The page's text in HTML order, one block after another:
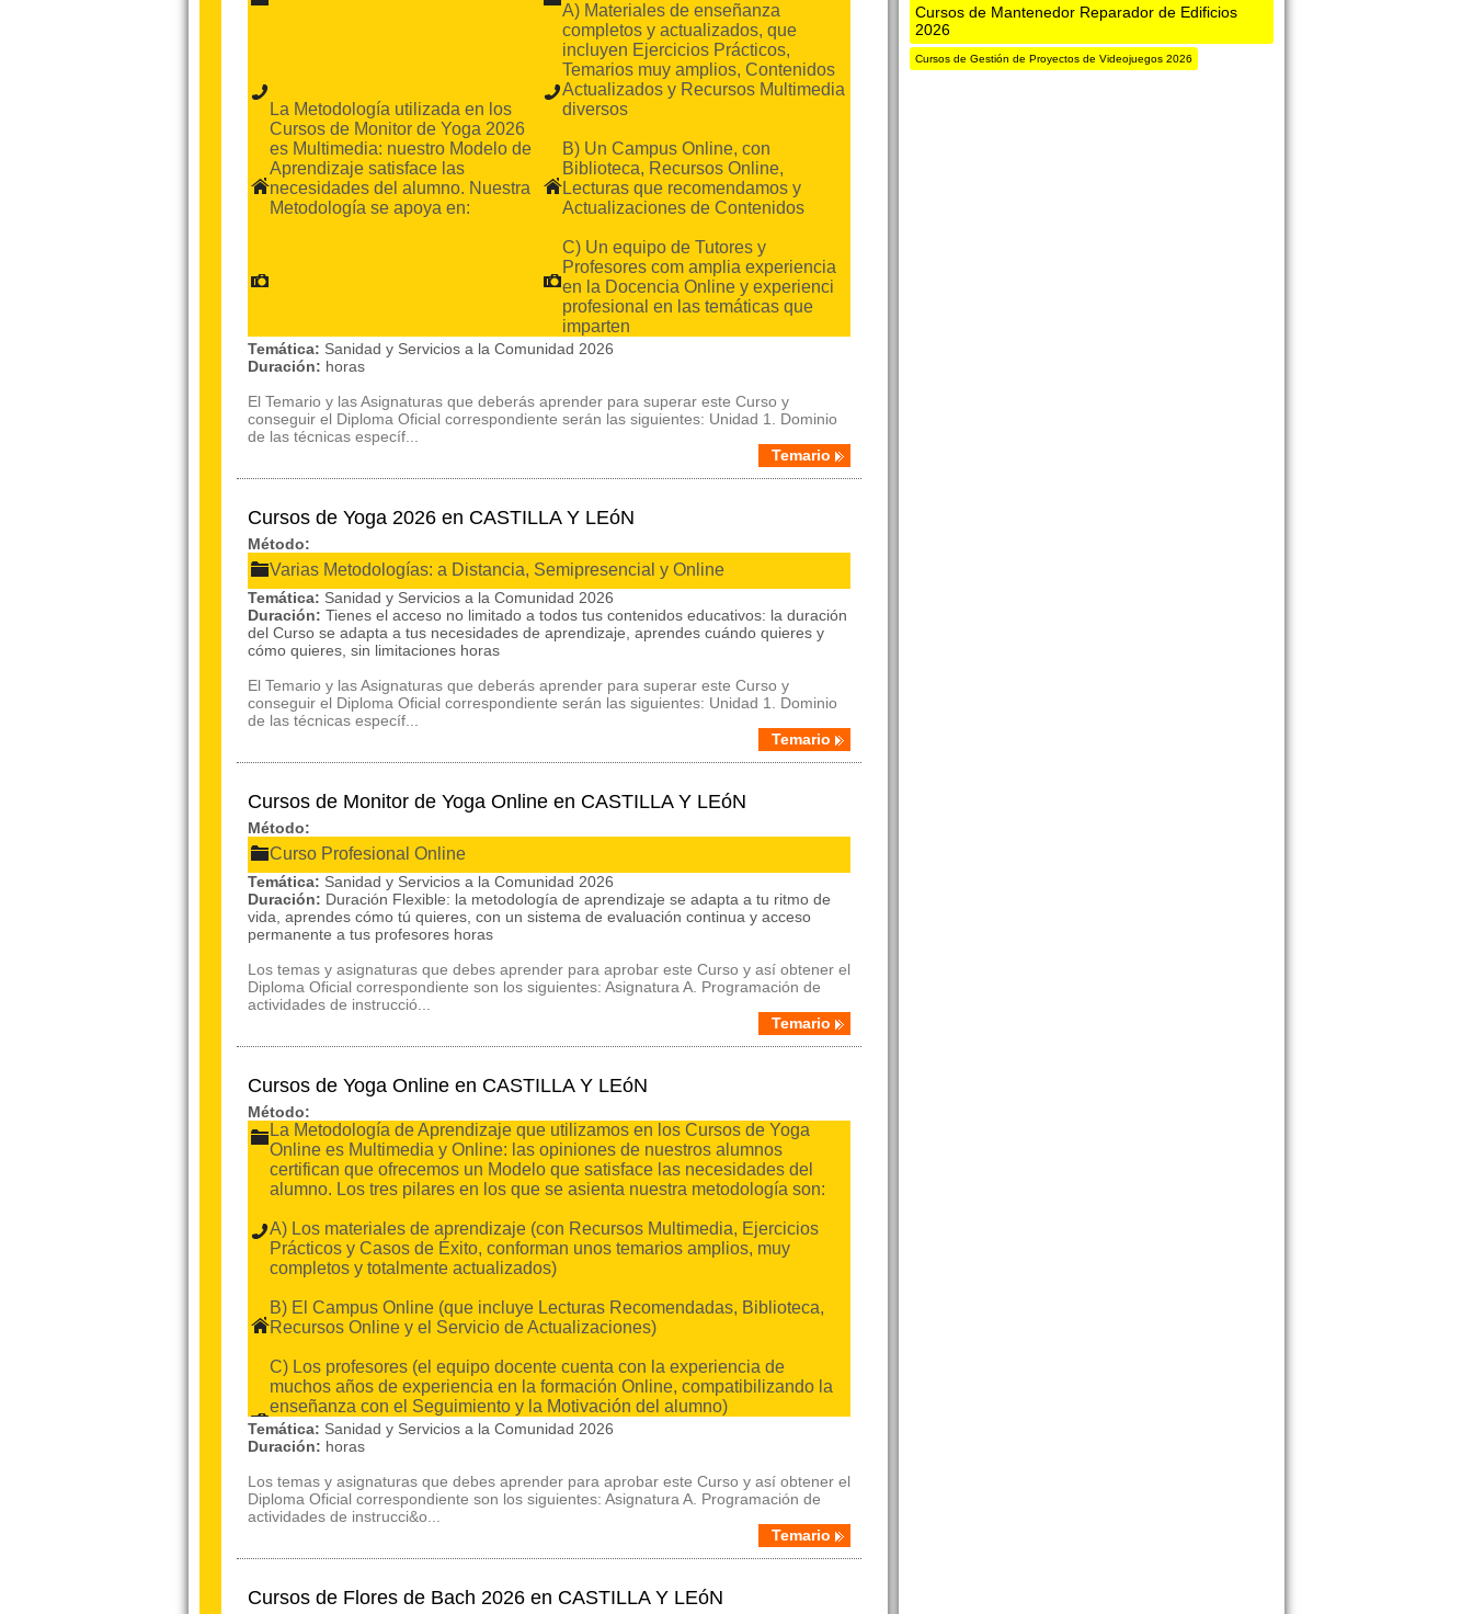
La Metodología utilizada en los
Cursos de Monitor de Yoga 2026
es Multimedia: nuestro Modelo de
Aprendizaje satisface las
necesidades del alumno. Nuestra
Metodología se apoya en:
A) Materiales de enseñanza
completos y actualizados, que
incluyen Ejercicios Prácticos,
Temarios muy amplios, Contenidos
Actualizados y Recursos Multimedia
diversos
B) Un Campus Online, con
Biblioteca, Recursos Online,
Lecturas que recomendamos y
Actualizaciones de Contenidos
C) Un equipo de Tutores y
Profesores com amplia experiencia
en la Docencia Online y experienci
profesional en las temáticas que
imparten
Temática: Sanidad y Servicios a la Comunidad 2026
Duración: horas
El Temario y las Asignaturas que deberás aprender para superar este Curso y
conseguir el Diploma Oficial correspondiente serán las siguientes: Unidad 1. Dominio
de las técnicas específ...
Temario
Cursos de Yoga 2026 en CASTILLA Y LEóN
Método:
Varias Metodologías: a Distancia, Semipresencial y Online
Temática: Sanidad y Servicios a la Comunidad 2026
Duración: Tienes el acceso no limitado a todos tus contenidos educativos: la duración
del Curso se adapta a tus necesidades de aprendizaje, aprendes cuándo quieres y
cómo quieres, sin limitaciones horas
El Temario y las Asignaturas que deberás aprender para superar este Curso y
conseguir el Diploma Oficial correspondiente serán las siguientes: Unidad 1. Dominio
de las técnicas específ...
Temario
Cursos de Monitor de Yoga Online en CASTILLA Y LEóN
Método:
Curso Profesional Online
Temática: Sanidad y Servicios a la Comunidad 2026
Duración: Duración Flexible: la metodología de aprendizaje se adapta a tu ritmo de
vida, aprendes cómo tú quieres, con un sistema de evaluación continua y acceso
permanente a tus profesores horas
Los temas y asignaturas que debes aprender para aprobar este Curso y así obtener el
Diploma Oficial correspondiente son los siguientes: Asignatura A. Programación de
actividades de instrucció...
Temario
Cursos de Yoga Online en CASTILLA Y LEóN
Método:
La Metodología de Aprendizaje que utilizamos en los Cursos de Yoga
Online es Multimedia y Online: las opiniones de nuestros alumnos
certifican que ofrecemos un Modelo que satisface las necesidades del
alumno. Los tres pilares en los que se asienta nuestra metodología son:
A) Los materiales de aprendizaje (con Recursos Multimedia, Ejercicios
Prácticos y Casos de Éxito, conforman unos temarios amplios, muy
completos y totalmente actualizados)
B) El Campus Online (que incluye Lecturas Recomendadas, Biblioteca,
Recursos Online y el Servicio de Actualizaciones)
C) Los profesores (el equipo docente cuenta con la experiencia de
muchos años de experiencia en la formación Online, compatibilizando la
enseñanza con el Seguimiento y la Motivación del alumno)
Temática: Sanidad y Servicios a la Comunidad 2026
Duración: horas
Los temas y asignaturas que debes aprender para aprobar este Curso y así obtener el
Diploma Oficial correspondiente son los siguientes: Asignatura A. Programación de
actividades de instrucci&o...
Temario
Cursos de Flores de Bach 2026 en CASTILLA Y LEóN
Cursos de Mantenedor Reparador de Edificios
2026
Cursos de Gestión de Proyectos de Videojuegos 2026